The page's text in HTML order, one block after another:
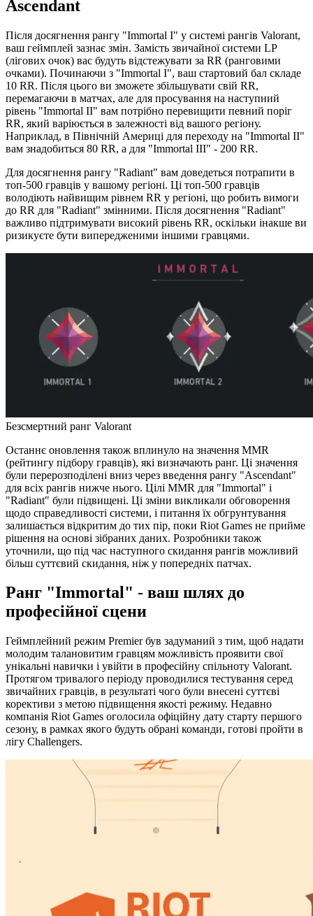
Ascendant
Після досягнення рангу "Immortal I" у системі рангів Valorant,
ваш геймплей зазнає змін. Замість звичайної системи LP
(лігових очок) вас будуть відстежувати за RR (ранговими
очками). Починаючи з "Immortal I", ваш стартовий бал складе
10 RR. Після цього ви зможете збільшувати свій RR,
перемагаючи в матчах, але для просування на наступний
рівень "Immortal II" вам потрібно перевищити певний поріг
RR, який варіюється в залежності від вашого регіону.
Наприклад, в Північній Америці для переходу на "Immortal II"
вам знадобиться 80 RR, а для "Immortal III" - 200 RR.
Для досягнення рангу "Radiant" вам доведеться потрапити в
топ-500 гравців у вашому регіоні. Ці топ-500 гравців
володіють найвищим рівнем RR у регіоні, що робить вимоги
до RR для "Radiant" змінними. Після досягнення "Radiant"
важливо підтримувати високий рівень RR, оскільки інакше ви
ризикуєте бути випередженими іншими гравцями.
Безсмертний ранг Valorant
Останнє оновлення також вплинуло на значення MMR
(рейтингу підбору гравців), які визначають ранг. Ці значення
були перерозподілені вниз через введення рангу "Ascendant"
для всіх рангів нижче нього. Цілі MMR для "Immortal" і
"Radiant" були підвищені. Ці зміни викликали обговорення
щодо справедливості системи, і питання їх обгрунтування
залишається відкритим до тих пір, поки Riot Games не прийме
рішення на основі зібраних даних. Розробники також
уточнили, що під час наступного скидання рангів можливий
більш суттєвий скидання, ніж у попередніх патчах.
Ранг "Immortal" - ваш шлях до
професійної сцени
Геймплейний режим Premier був задуманий з тим, щоб надати
молодим талановитим гравцям можливість проявити свої
унікальні навички і увійти в професійну спільноту Valorant.
Протягом тривалого періоду проводилися тестування серед
звичайних гравців, в результаті чого були внесені суттєві
корективи з метою підвищення якості режиму. Недавно
компанія Riot Games оголосила офіційну дату старту першого
сезону, в рамках якого будуть обрані команди, готові пройти в
лігу Challengers.